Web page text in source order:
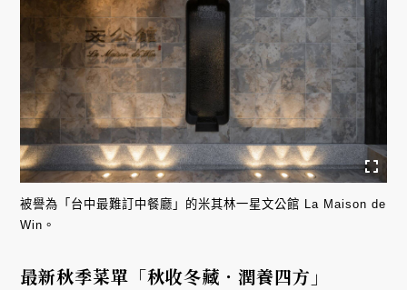
被譽為「台中最難訂中餐廳」的米其林一星文公館 La Maison de
Win。
最新秋季菜單「秋收冬藏．潤養四方」